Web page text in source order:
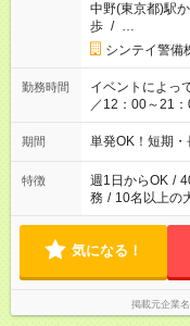
中野(東京都)駅
歩 / …
シンテイ警
勤務時間
イベントによっ
／12：00～21
期間 単発OK！短期・
特徴 週1日からOK /
務 / 10名以上の
気になる！
掲載元企業名